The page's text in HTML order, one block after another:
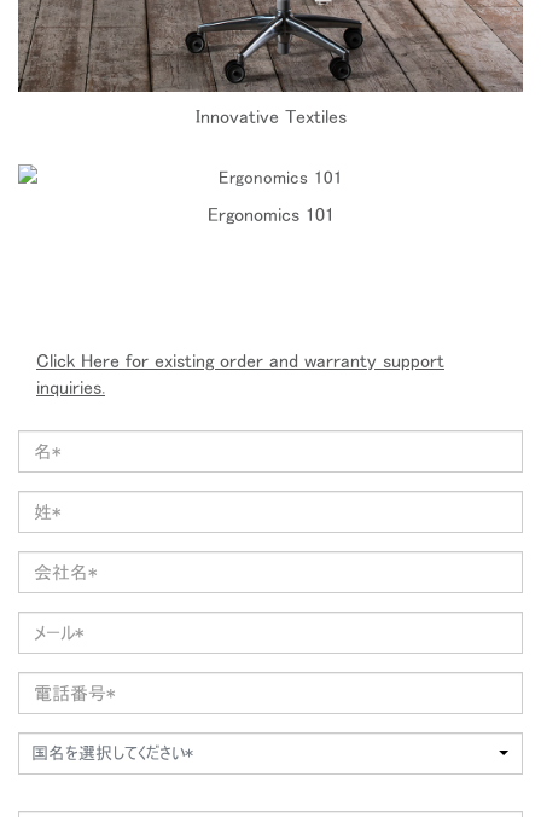
Innovative Textiles
Ergonomics 101
Click Here for existing order and warranty support
inquiries.
国名を選択してください*